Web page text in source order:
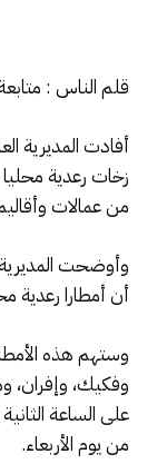
قلم الناس :
أفادت المديرية
زخات رعدية محليا
من عمالات
وأوضحت
أن أمطارا رعدية محليا
وستهم هذه
وفكيك، وإفران،
على الساعة
من يوم الأربعاء.